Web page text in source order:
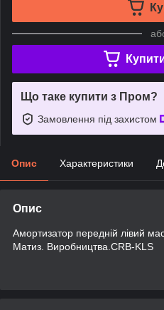
Що таке купити з Пром?
Замовлення під захистом
Опис Характеристики
Опис
Амортизатор передній лівий
Матиз. Виробництва.CRB-KLS